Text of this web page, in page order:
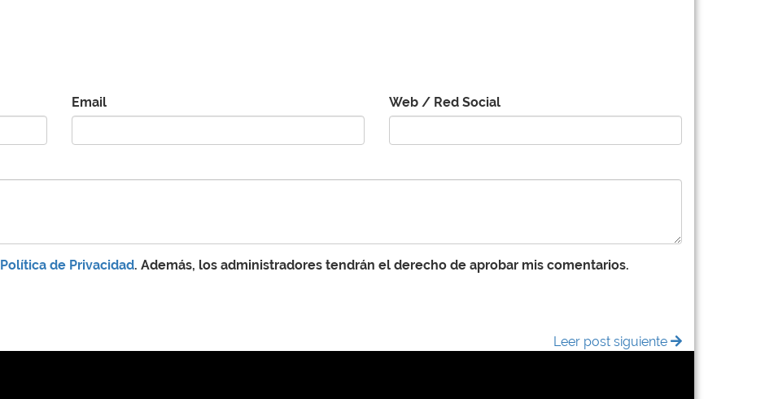
Email Web / Red Social
Política de Privacidad. Además, los administradores tendrán el derecho de aprobar mis comentarios.
Leer post siguiente